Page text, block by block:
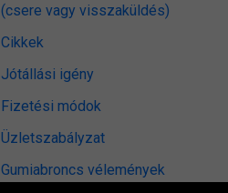
(csere vagy visszaküldés)
Cikkek
Jótállási igény
Fizetési módok
Üzletszabályzat
Gumiabroncs vélemények